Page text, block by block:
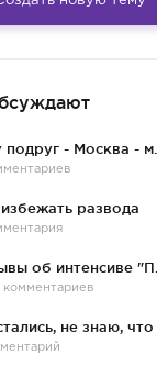
развода
комментариев